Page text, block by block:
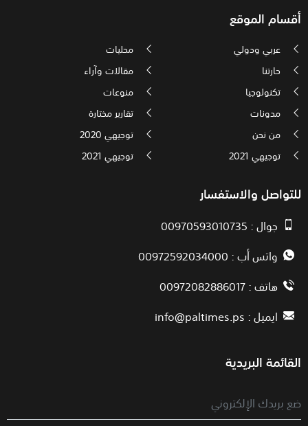
أقسام الموقع
عربي ودولي
محليات
حارتنا
مقالات وآراء
تكنولوجيا
منوعات
مدونات
تقارير مختارة
من نحن
توجيهي 2020
توجيهي 2021
توجيهي 2021
للتواصل والاستفسار
جوال : 00970593010735
واتس أب : 00972592034000
هاتف : 00972082886017
ايميل :info@paltimes.ps
القائمة البريدية